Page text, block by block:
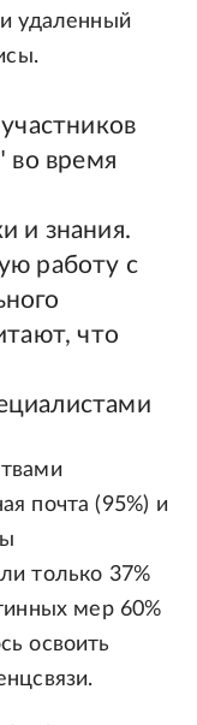
удаленный
во время
и знания.
работу с
что
почта (95%) и
только 37%
мер 60%
освоить